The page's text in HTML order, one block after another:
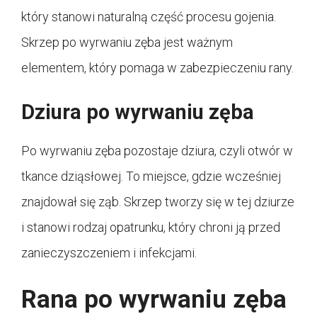
który stanowi naturalną część procesu gojenia.
Skrzep po wyrwaniu zęba jest ważnym
elementem, który pomaga w zabezpieczeniu rany.
Dziura po wyrwaniu zęba
Po wyrwaniu zęba pozostaje dziura, czyli otwór w
tkance dziąsłowej. To miejsce, gdzie wcześniej
znajdował się ząb. Skrzep tworzy się w tej dziurze
i stanowi rodzaj opatrunku, który chroni ją przed
zanieczyszczeniem i infekcjami.
Rana po wyrwaniu zęba